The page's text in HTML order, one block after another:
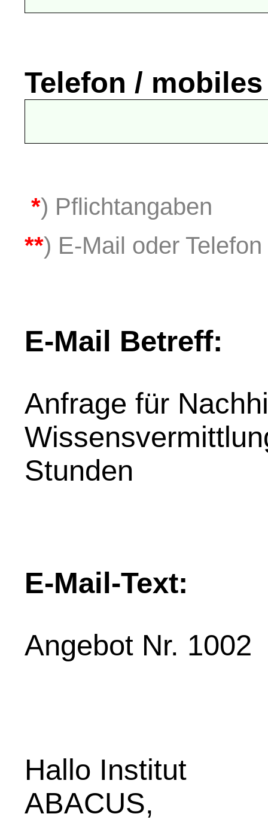
Telefon /
*) Pflichtangaben
**) E-Mail oder
E-Mail Betreff:
Anfrage für
Stunden
E-Mail-Text:
Angebot Nr. 1002
Hallo Institut
ABACUS,